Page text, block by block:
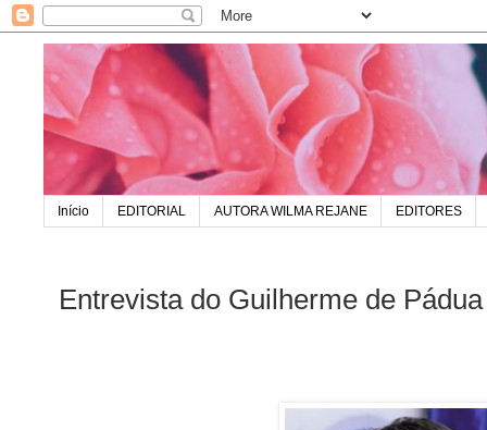
Início EDITORIAL AUTORA WILMA REJANE EDITORES
Entrevista do Guilherme de